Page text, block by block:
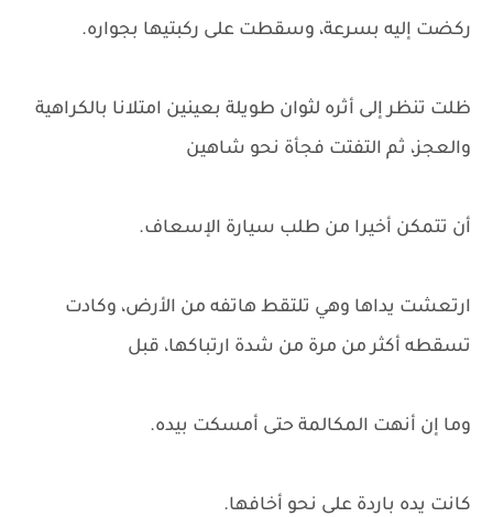
ركضت إليه بسرعة، وسقطت على ركبتيها بجواره.
ظلت تنظر إلى أثره لثوان طويلة بعينين امتلانا بالكراهية
والعجز، ثم التفتت فجأة نحو شاهين
أن تتمكن أخيرا من طلب سيارة الإسعاف.
ارتعشت يداها وهي تلتقط هاتفه من الأرض، وكادت
تسقطه أكثر من مرة من شدة ارتباكها، قبل
وما إن أنهت المكالمة حتى أمسكت بيده.
كانت يده باردة على نحو أخافها.